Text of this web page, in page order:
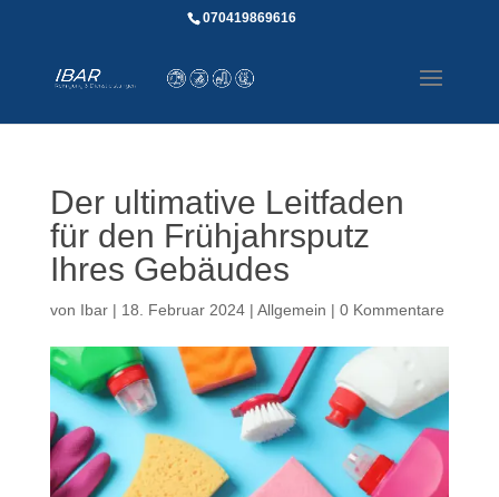
070419869616
Der ultimative Leitfaden
für den Frühjahrsputz
Ihres Gebäudes
von Ibar| 18. Februar 2024| Allgemein | 0 Kommentare